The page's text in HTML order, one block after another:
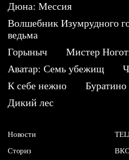
Дюна: Мессия
Волшебник Изумрудного
ведьма
Горыныч
Мистер
Аватар: Семь убежищ
К себе нежно
Буратино
Дикий лес
Новости
Сториз